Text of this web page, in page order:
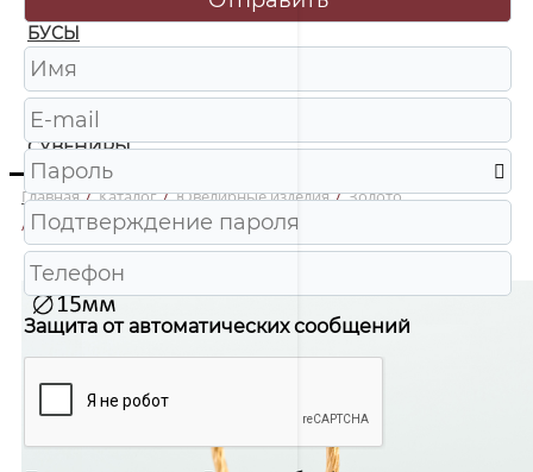
БУСЫ
ЧАСЫ
ШКАТУЛКИ
СУВЕНИРЫ
Главная / Каталог / Ювелирные изделия / Золото
/
Т-023А-15 Серьги-конго Au 585
Защита от автоматических сообщений